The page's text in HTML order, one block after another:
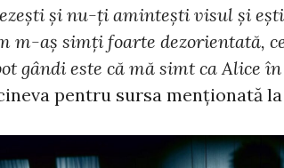
și nu-ți amintești visul și
m-aș simți foarte dezorientată,
gândi este că mă simt ca Alice
pentru sursa menționată